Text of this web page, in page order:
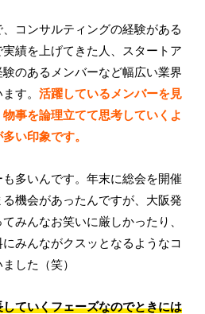
コンサルティングの経験がある
績を上げてきた人、スタートア
のあるメンバーなど幅広い業界
ます。活躍しているメンバーを見
事を論理立てて思考していくよ
い印象です。
多いんです。年末に総会を開催
機会があったんですが、大阪発
みんなお笑いに厳しかったり、
みんながクスッとなるようなコ
した（笑）
ていくフェーズなのでときには